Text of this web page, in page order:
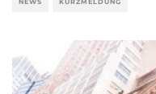
NEWS KURZMELDUNG